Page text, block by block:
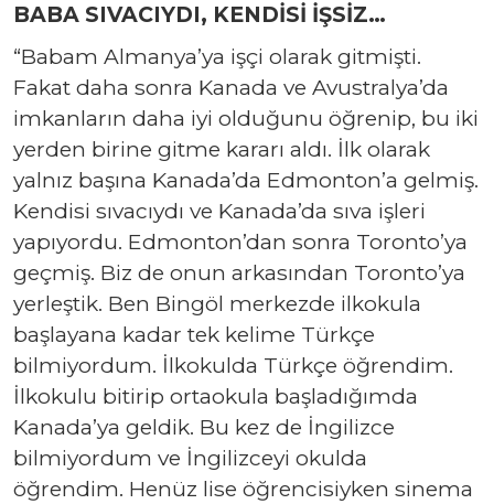
BABA SIVACIYDI, KENDİSİ İŞSİZ…
“Babam Almanya’ya işçi olarak gitmişti.
Fakat daha sonra Kanada ve Avustralya’da
imkanların daha iyi olduğunu öğrenip, bu iki
yerden birine gitme kararı aldı. İlk olarak
yalnız başına Kanada’da Edmonton’a gelmiş.
Kendisi sıvacıydı ve Kanada’da sıva işleri
yapıyordu. Edmonton’dan sonra Toronto’ya
geçmiş. Biz de onun arkasından Toronto’ya
yerleştik. Ben Bingöl merkezde ilkokula
başlayana kadar tek kelime Türkçe
bilmiyordum. İlkokulda Türkçe öğrendim.
İlkokulu bitirip ortaokula başladığımda
Kanada’ya geldik. Bu kez de İngilizce
bilmiyordum ve İngilizceyi okulda
öğrendim. Henüz lise öğrencisiyken sinema